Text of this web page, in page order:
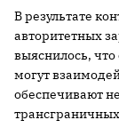
В результате
авторитетных
выяснилось,
могут
обеспечивают